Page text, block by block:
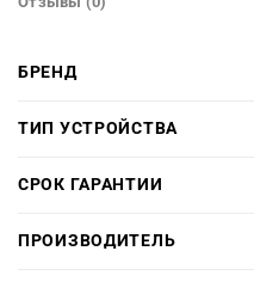
БРЕНД
ТИП УСТРОЙСТВА
СРОК ГАРАНТИИ
ПРОИЗВОДИТЕЛЬ